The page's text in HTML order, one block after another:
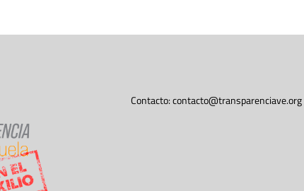
Contacto:contacto@transparenciave.org